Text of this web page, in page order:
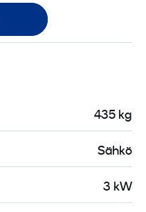
435 kg
Sähkö
3 kW